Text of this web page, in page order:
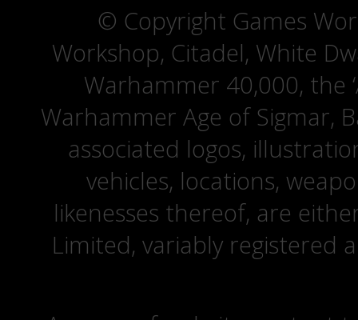
© Copyright Games
Workshop, Citadel, White
Warhammer 40,000, the
Warhammer Age of Sigmar,
associated logos,
vehicles, locations,
likenesses thereof, are
Limited, variably registered